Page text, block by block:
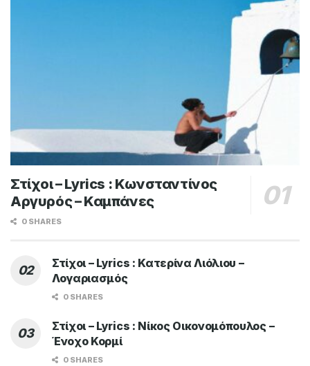
Στίχοι – Lyrics : Κωνσταντίνος
Αργυρός – Καμπάνες
0 SHARES
Στίχοι – Lyrics : Κατερίνα Λιόλιου –
Λογαριασμός
0 SHARES
Στίχοι – Lyrics : Νίκος Οικονομόπουλος –
Ένοχο Κορμί
0 SHARES